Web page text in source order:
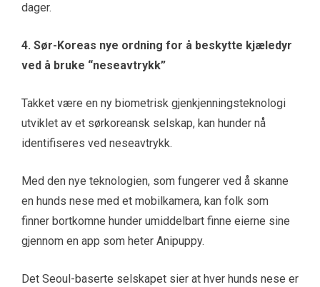
dager.
4. Sør-Koreas nye ordning for å beskytte kjæledyr
ved å bruke “neseavtrykk”
Takket være en ny biometrisk gjenkjenningsteknologi
utviklet av et sørkoreansk selskap, kan hunder nå
identifiseres ved neseavtrykk.
Med den nye teknologien, som fungerer ved å skanne
en hunds nese med et mobilkamera, kan folk som
finner bortkomne hunder umiddelbart finne eierne sine
gjennom en app som heter Anipuppy.
Det Seoul-baserte selskapet sier at hver hunds nese er